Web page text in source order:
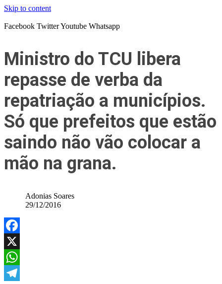
Skip to content
Facebook TwitterYoutube Whatsapp
Ministro do TCU libera
repasse de verba da
repatriação a municípios.
Só que prefeitos que estão
saindo não vão colocar a
mão na grana.
Adonias Soares
29/12/2016
Facebook
X
WhatsApp